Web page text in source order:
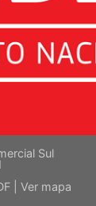
Sul
| Ver mapa